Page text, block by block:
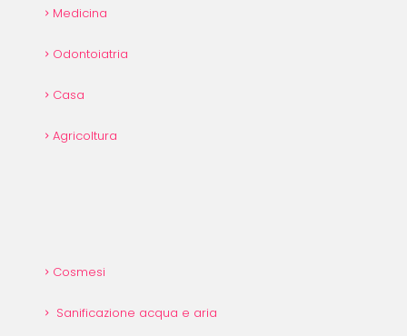
Medicina
Odontoiatria
Casa
Agricoltura
Cosmesi
Sanificazione acqua e aria